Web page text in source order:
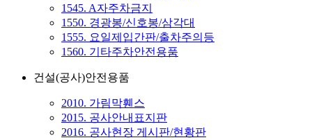
1545. A자주차금지
1550. 경광봉/신호봉/삼각대
1555. 요일제입간판/출차주의등
1560. 기타주차안전용품
건설(공사)안전용품
2010. 가림막휀스
2015. 공사안내표지판
2016. 공사현장 게시판/현황판